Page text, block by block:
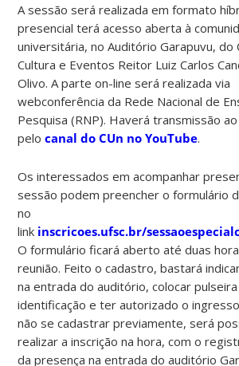
A sessão será realizada em formato
presencial terá acesso aberta à
universitária, no Auditório Garapuvu, do
Cultura e Eventos Reitor Luiz Carlos
Olivo. A parte on-line será realizada via
webconferência da Rede Nacional de
Pesquisa (RNP). Haverá transmissão
pelocanal do CUn no YouTube.
Os interessados em acompanhar
sessão podem preencher o formulário
no
link inscricoes.ufsc.br/
O formulário ficará aberto até duas
reunião. Feito o cadastro, bastará
na entrada do auditório, colocar
identificação e ter autorizado o
não se cadastrar previamente, será
realizar a inscrição na hora, com o
da presença na entrada do auditório